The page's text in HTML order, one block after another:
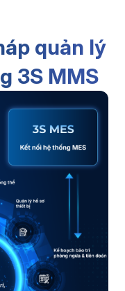
quản lý
3S MMS